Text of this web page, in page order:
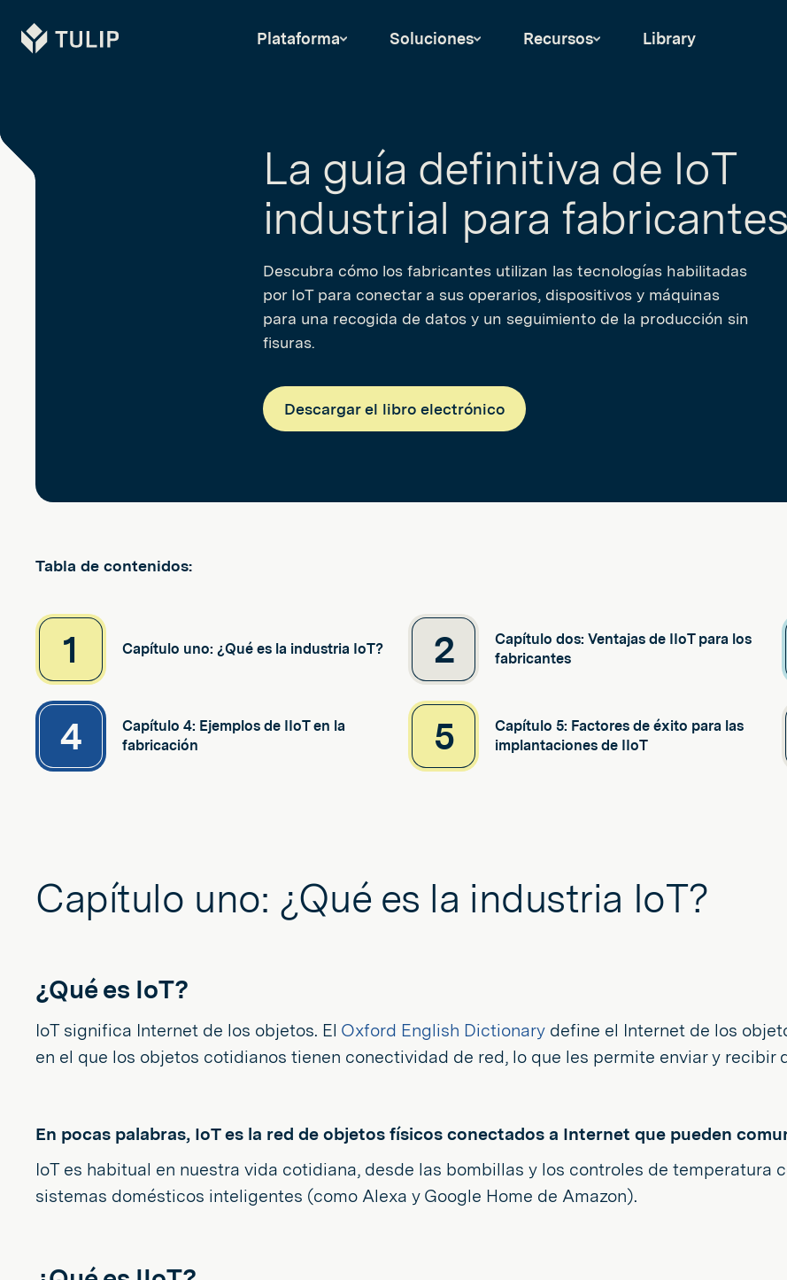
Tulip Plataforma Soluciones Recursos Library
La guía definitiva de IoT
industrial para fabricantes
Descubra cómo los fabricantes utilizan las tecnologías habilitadas
por IoT para conectar a sus operarios, dispositivos y máquinas
para una recogida de datos y un seguimiento de la producción sin
fisuras.
Descargar el libro electrónico
Tabla de contenidos:
1 Capítulo uno: ¿Qué es la industria IoT? 2
Capítulo dos: Ventajas de IIoT para los
fabricantes
4
Capítulo 4: Ejemplos de IIoT en la
fabricación
5
Capítulo 5: Factores de éxito para las
implantaciones de IIoT
Capítulo uno: ¿Qué es la industria IoT?
¿Qué es IoT?
IoT significa Internet de los objetos. El Oxford English Dictionary define el Internet de los
en el que los objetos cotidianos tienen conectividad de red, lo que les permite enviar y recibir
En pocas palabras, IoT es la red de objetos físicos conectados a Internet que pueden
IoT es habitual en nuestra vida cotidiana, desde las bombillas y los controles de temperatura
sistemas domésticos inteligentes (como Alexa y Google Home de Amazon).